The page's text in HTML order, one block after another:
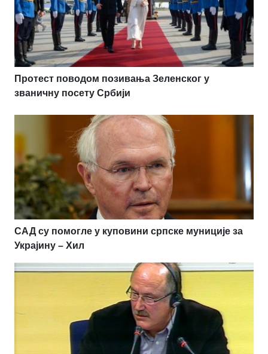
Протест поводом позивања Зеленског у
званичну посету Србији
САД су помогле у куповини српске муниције за
Украјину – Хил